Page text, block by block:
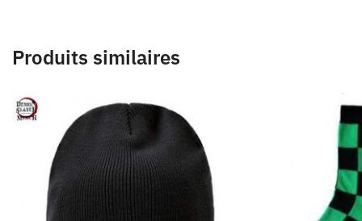
Produits similaires